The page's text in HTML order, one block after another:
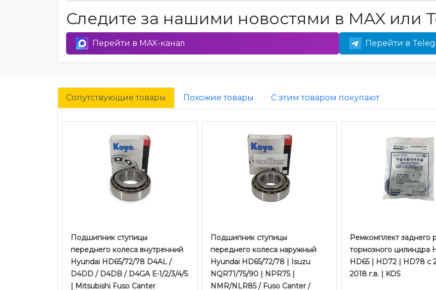
Следите за нашими новостями в MAX или
Перейти в MAX-канал Перейти в
Сопутствующие товары Похожие товары С этим товаром покупают
Подшипник ступицы
переднего колеса внутренний
Hyundai HD65/72/78 D4AL /
D4DD / D4DB / D4GA Е-1/2/3/4/5
| Mitsubishi Fuso Canter
​​​​​​​Подшипник ступицы
переднего колеса наружный
Hyundai HD65/72/78 | Isuzu
NQR71/75/90 | NPR75 |
NMR/NLR85 / Fuso Canter /
Ремкомплект заднего
тормозного цилиндра
HD65 | HD72 | HD78 с
2018 г.в. | KOS